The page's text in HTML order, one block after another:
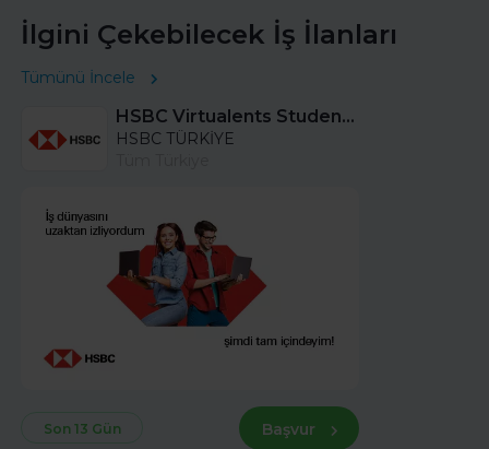
İlgini Çekebilecek İş İlanları
Tümünü İncele
HSBC Virtualents Student Program bu sene de devam ediyor!
HSBC TÜRKİYE
Son 13 Gün Başvur